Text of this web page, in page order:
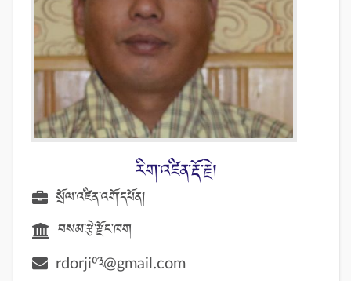
རིག་འཛིན་རྡོ་རྗེ།
སྲོལ་འཛིན་འགོ་དཔོན།
བསམ་རྩེ་རྫོང་ཁག
rdorji03@gmail.com